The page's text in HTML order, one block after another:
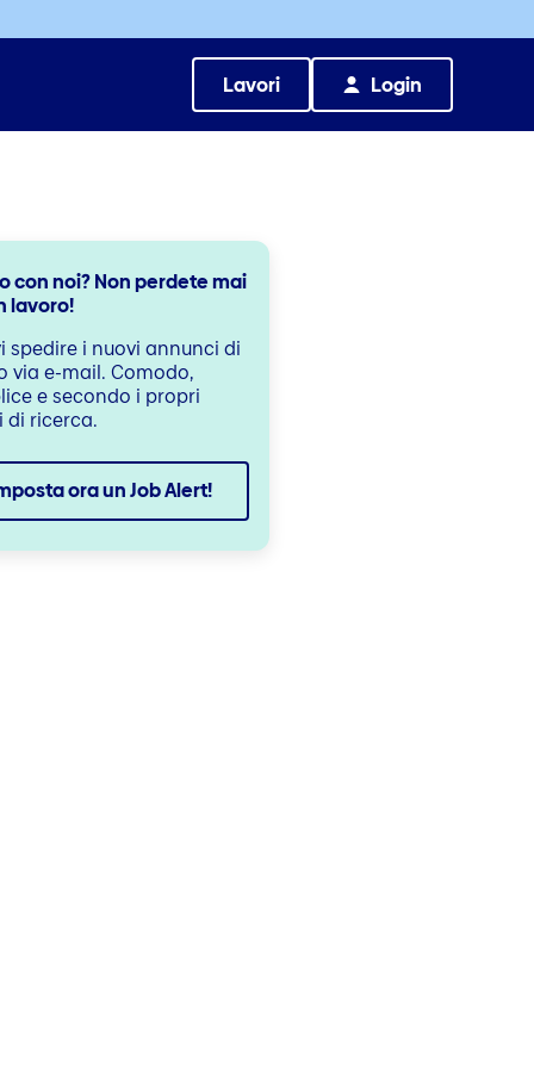
Lavori Login
con noi? Non perdete mai
lavoro!
spedire i nuovi annunci di
via e-mail. Comodo,
e secondo i propri
di ricerca.
ora un Job Alert!